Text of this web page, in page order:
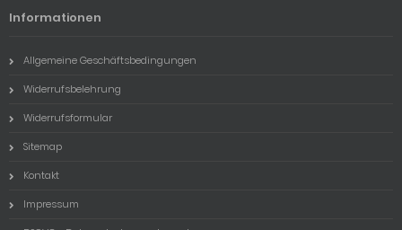
Informationen
Allgemeine Geschäftsbedingungen
Widerrufsbelehrung
Widerrufsformular
Sitemap
Kontakt
Impressum